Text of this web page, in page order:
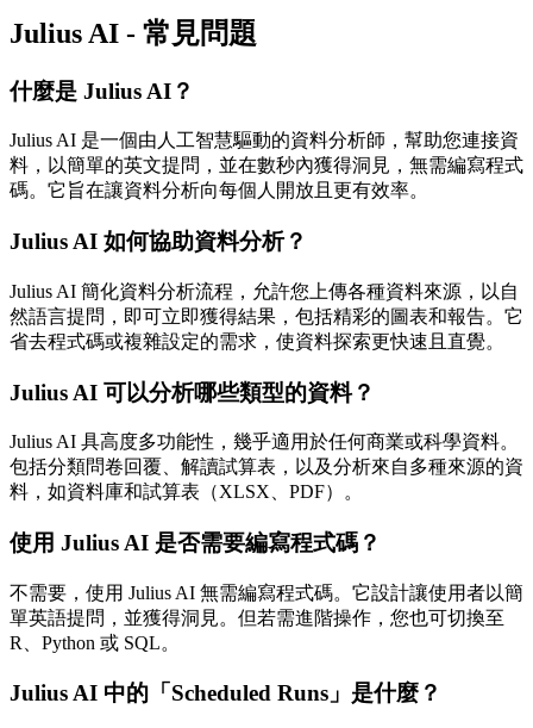
Julius AI - 常見問題
什麼是 Julius AI？
Julius AI 是一個由人工智慧驅動的資料分析師，幫助您連接資
料，以簡單的英文提問，並在數秒內獲得洞見，無需編寫程式
碼。它旨在讓資料分析向每個人開放且更有效率。
Julius AI 如何協助資料分析？
Julius AI 簡化資料分析流程，允許您上傳各種資料來源，以自
然語言提問，即可立即獲得結果，包括精彩的圖表和報告。它
省去程式碼或複雜設定的需求，使資料探索更快速且直覺。
Julius AI 可以分析哪些類型的資料？
Julius AI 具高度多功能性，幾乎適用於任何商業或科學資料。
包括分類問卷回覆、解讀試算表，以及分析來自多種來源的資
料，如資料庫和試算表（XLSX、PDF）。
使用 Julius AI 是否需要編寫程式碼？
不需要，使用 Julius AI 無需編寫程式碼。它設計讓使用者以簡
單英語提問，並獲得洞見。但若需進階操作，您也可切換至
R、Python 或 SQL。
Julius AI 中的「Scheduled Runs」是什麼？